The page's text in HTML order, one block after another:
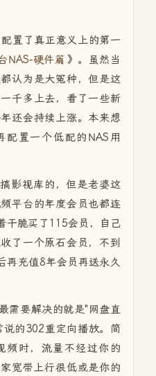
置了真正意义上的第一
NAS-硬件篇 》。虽然当
认为是大冤种，但是这
千多上去，看了一些新
还会持续上涨。本来想
配置一个低配的NAS用
影视库的，但是老婆这
平台的年度会员也都连
干脆买了115会员，自己
了一个原石会员，不到
再充值8年会员再送永久
需要解决的就是"网盘直
的302重定向播放。简
频时，流量不经过你的
宽带上行很低或是你的